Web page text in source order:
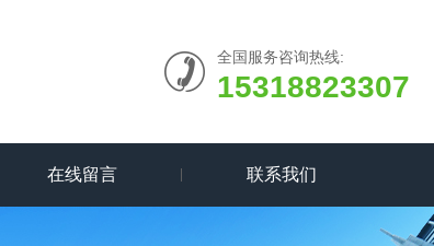
全国服务咨询热线:
15318823307
在线留言 联系我们